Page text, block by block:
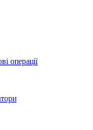
операції